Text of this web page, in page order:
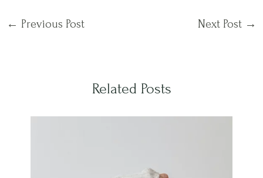
← Previous Post Next Post →
Related Posts